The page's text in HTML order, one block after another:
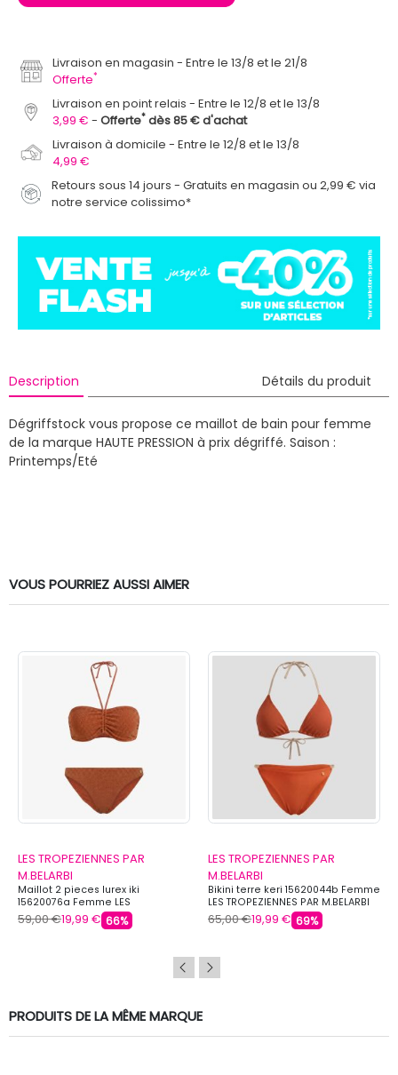
Livraison en magasin
Entre le 13/8 et le 21/8
Offerte*
Livraison en point relais
Entre le 12/8 et le 13/8
3,99 €
Offerte* dès 85 € d'achat
Livraison à domicile
Entre le 12/8 et le 13/8
4,99 €
Retours sous 14 jours - Gratuits en magasin ou 2,99 € via
notre service colissimo*
Description Détails du produit
Dégriffstock vous propose ce maillot de bain pour femme
de la marque HAUTE PRESSION à prix dégriffé. Saison :
Printemps/Eté
VOUS POURRIEZ AUSSI AIMER
LES TROPEZIENNES PAR
M.BELARBI
Maillot 2 pieces lurex iki
15620076a Femme LES
TROPEZIENNES PAR M.BELARBI
59,00 €19,99 € 66%
LES TROPEZIENNES PAR
M.BELARBI
Bikini terre keri 15620044b Femme
LES TROPEZIENNES PAR M.BELARBI
65,00 €19,99 € 69%
PRODUITS DE LA MÊME MARQUE